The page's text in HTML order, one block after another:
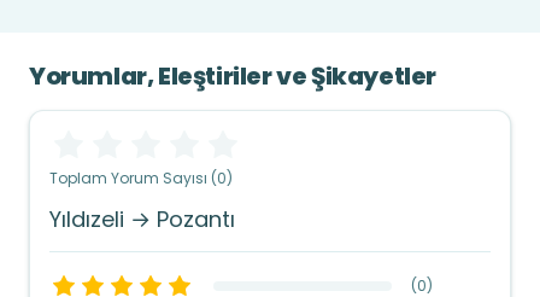
Yorumlar, Eleştiriler ve Şikayetler
Toplam Yorum Sayısı (0)
Yıldızeli → Pozantı
(0)